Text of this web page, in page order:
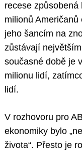
recese
milionů
jeho šancím na
zůstávají
současné době je
milionu lidí,
lidí.
V rozhovoru pro
ekonomiky bylo
života“. Přesto je